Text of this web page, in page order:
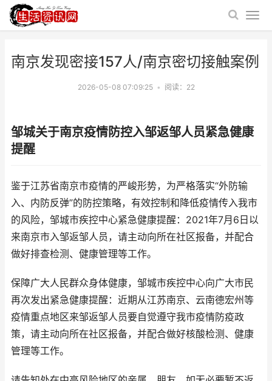
南京发现密接157人/南京密切接触案例
2026-05-08 07:09:25 • 阅读： 22
邹城关于南京疫情防控入邹返邹人员紧急健康
提醒
鉴于江苏省南京市疫情的严峻形势，为严格落实“外防输
入、内防反弹”的防控策略，有效控制和降低疫情传入我市
的风险，邹城市疾控中心紧急健康提醒：2021年7月6日以
来南京市入邹返邹人员，请主动向所在社区报备，并配合
做好排查检测、健康管理等工作。
保障广大人民群众身体健康，邹城市疾控中心向广大市民
再次发出紧急健康提醒：近期从江苏南京、云南德宏州等
疫情重点地区来邹返邹人员要自觉遵守我市疫情防疫政
策，请主动向所在社区报备，并配合做好核酸检测、健康
管理等工作。